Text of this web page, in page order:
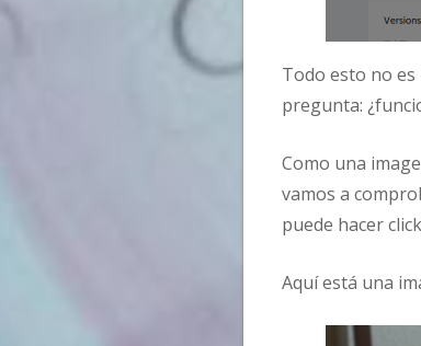
Todo esto no
pregunta:
Como una
vamos a
puede hacer
Aquí está una